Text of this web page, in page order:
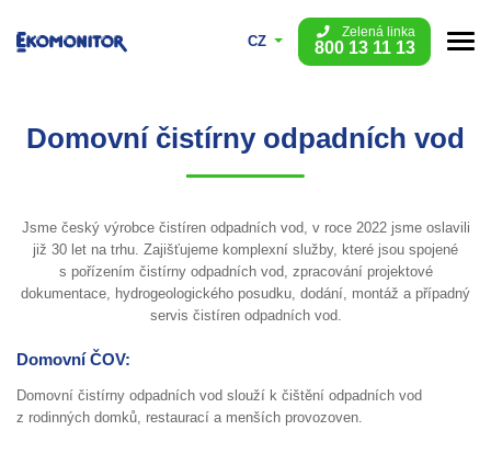
CZ
Zelená linka
800 13 11 13
Domovní čistírny odpadních vod
Jsme český výrobce čistíren odpadních vod, v roce 2022 jsme oslavili
již 30 let na trhu. Zajišťujeme komplexní služby, které jsou spojené
s pořízením čistírny odpadních vod, zpracování projektové
dokumentace, hydrogeologického posudku, dodání, montáž a případný
servis čistíren odpadních vod.
Domovní ČOV:
Domovní čistírny odpadních vod slouží k čištění odpadních vod
z rodinných domků, restaurací a menších provozoven.